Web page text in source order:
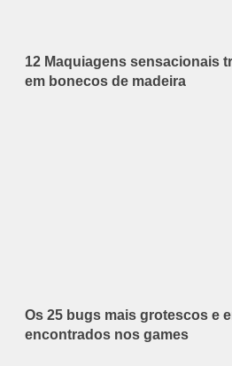
12 Maquiagens sensacionais
em bonecos de madeira
Os 25 bugs mais grotescos e
encontrados nos games